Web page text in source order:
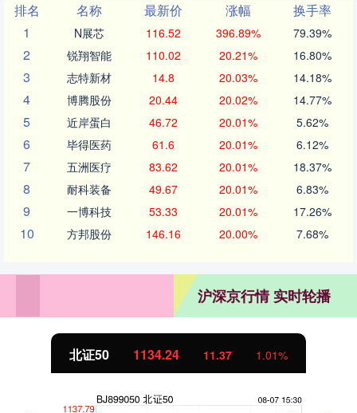
排名
名称 最新价 涨幅
换手率
1
N展芯 116.52 396.89% 79.39%
2 锐翔智能 110.02 20.21% 16.80%
3 志特新材 14.8 20.03% 14.18%
4 博腾股份 20.44 20.02% 14.77%
5 近岸蛋白 46.72 20.01% 5.62%
6 毕得医药 61.6 20.01% 6.12%
7 五洲医疗 83.62 20.01% 18.37%
8 耐科装备 49.67 20.01% 6.83%
9 一博科技 53.33 20.01% 17.26%
10 方邦股份 146.16 20.00% 7.68%
沪深京行情 实时轮播
北证50 1134.24 11.37 1.01%